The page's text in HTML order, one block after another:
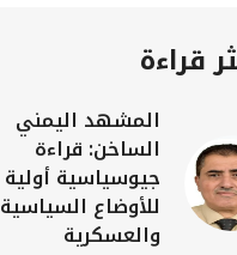
قراءة
المشهد اليمني
الساخن: قراءة
جيوسياسية أولية
للأوضاع السياسية
والعسكرية